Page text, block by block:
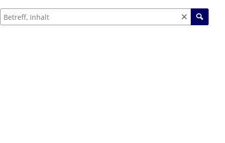
Suche nach Meldungen und Kommentaren